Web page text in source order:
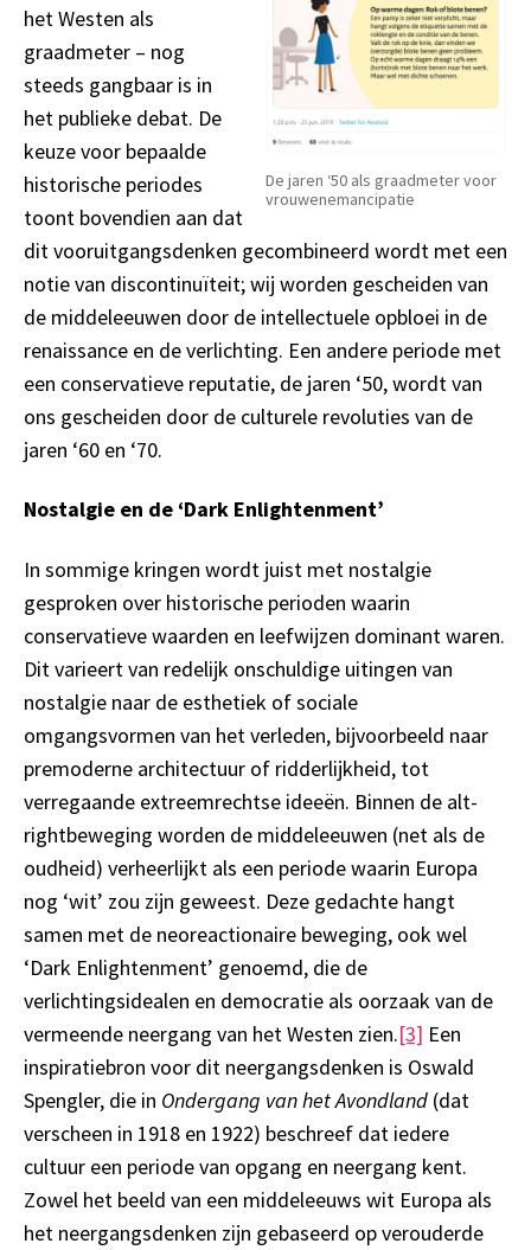
De jaren ‘50 als graadmeter voor
vrouwenemancipatie
het Westen als
graadmeter – nog
steeds gangbaar is in
het publieke debat. De
keuze voor bepaalde
historische periodes
toont bovendien aan dat
dit vooruitgangsdenken gecombineerd wordt met een
notie van discontinuïteit; wij worden gescheiden van
de middeleeuwen door de intellectuele opbloei in de
renaissance en de verlichting. Een andere periode met
een conservatieve reputatie, de jaren ‘50, wordt van
ons gescheiden door de culturele revoluties van de
jaren ‘60 en ‘70.
Nostalgie en de ‘Dark Enlightenment’
In sommige kringen wordt juist met nostalgie
gesproken over historische perioden waarin
conservatieve waarden en leefwijzen dominant waren.
Dit varieert van redelijk onschuldige uitingen van
nostalgie naar de esthetiek of sociale
omgangsvormen van het verleden, bijvoorbeeld naar
premoderne architectuur of ridderlijkheid, tot
verregaande extreemrechtse ideeën. Binnen de alt-
rightbeweging worden de middeleeuwen (net als de
oudheid) verheerlijkt als een periode waarin Europa
nog ‘wit’ zou zijn geweest. Deze gedachte hangt
samen met de neoreactionaire beweging, ook wel
‘Dark Enlightenment’ genoemd, die de
verlichtingsidealen en democratie als oorzaak van de
vermeende neergang van het Westen zien.[3] Een
inspiratiebron voor dit neergangsdenken is Oswald
Spengler, die in Ondergang van het Avondland (dat
verscheen in 1918 en 1922) beschreef dat iedere
cultuur een periode van opgang en neergang kent.
Zowel het beeld van een middeleeuws wit Europa als
het neergangsdenken zijn gebaseerd op verouderde